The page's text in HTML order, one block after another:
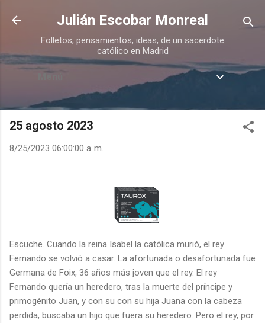
Ir al contenido principal
Julián Escobar Monreal
Folletos, pensamientos, ideas, de un sacerdote
católico en Madrid
Menú
25 agosto 2023
8/25/2023 06:00:00 a. m.
Escuche. Cuando la reina Isabel la católica murió, el rey
Fernando se volvió a casar. La afortunada o desafortunada fue
Germana de Foix, 36 años más joven que el rey. El rey
Fernando quería un heredero, tras la muerte del príncipe y
primogénito Juan, y con su con su hija Juana con la cabeza
perdida, buscaba un hijo que fuera su heredero. Pero el rey, por